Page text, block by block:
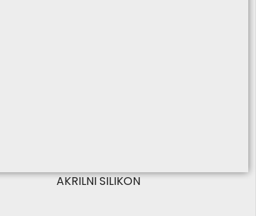
AKRILNI SILIKON